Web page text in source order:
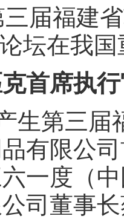
三届福建
坛在我
克首席执
生第三届
有限公
一度（
司董事